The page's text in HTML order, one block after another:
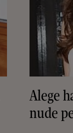
Alege
nude